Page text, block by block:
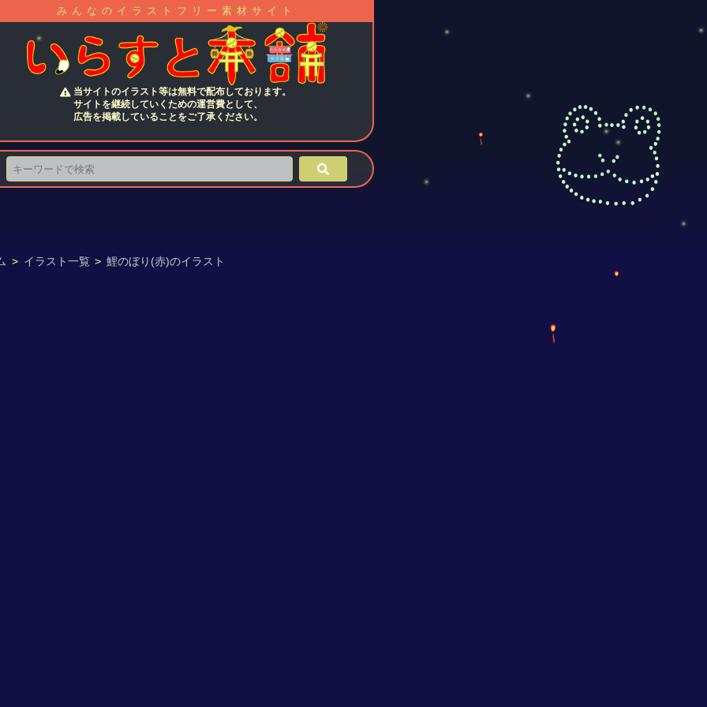
みんなのイラストフリー素材サイト
当サイトのイラスト等は無料で配布しております。
サイトを継続していくための運営費として、
広告を掲載していることをご了承ください。
> イラスト一覧 > 鯉のぼり(赤)のイラスト